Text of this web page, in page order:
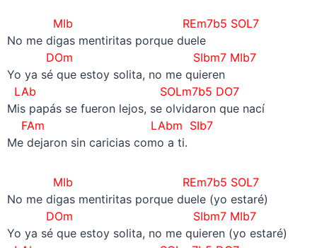
MIb REm7b5 SOL7
No me digas mentiritas porque duele
DOm SIbm7 MIb7
Yo ya sé que estoy solita, no me quieren
LAb SOLm7b5 DO7
Mis papás se fueron lejos, se olvidaron que nací
FAm LAbm SIb7
Me dejaron sin caricias como a ti.
MIb REm7b5 SOL7
No me digas mentiritas porque duele (yo estaré)
DOm SIbm7 MIb7
Yo ya sé que estoy solita, no me quieren (yo estaré)